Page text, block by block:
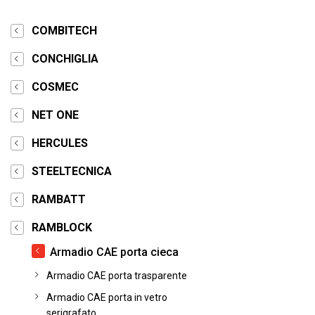
COMBITECH
CONCHIGLIA
COSMEC
NET ONE
HERCULES
STEELTECNICA
RAMBATT
RAMBLOCK
Armadio CAE porta cieca
Armadio CAE porta trasparente
Armadio CAE porta in vetro